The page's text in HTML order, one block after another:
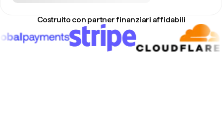
Costruito con partner finanziari affidabili